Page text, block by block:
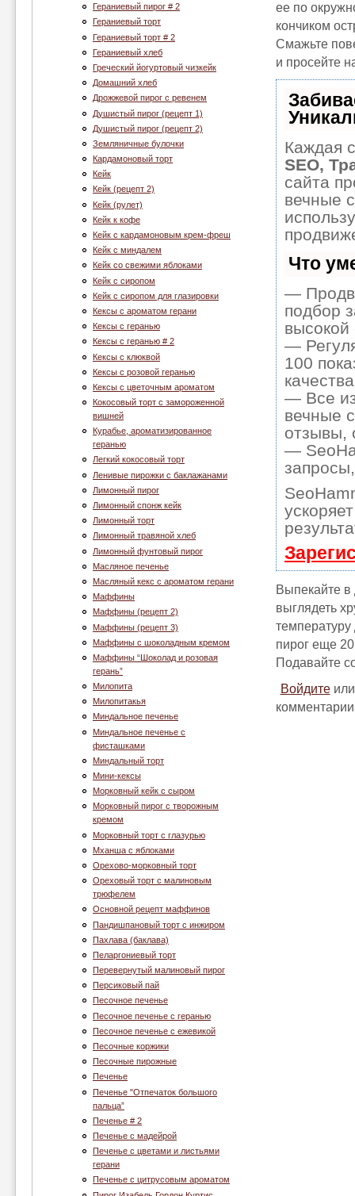
Гераниевый пирог # 2
Гераниевый торт
Гераниевый торт # 2
Гераниевый хлеб
Греческий йогуртовый чизкейк
Домашний хлеб
Дрожжевой пирог с ревенем
Душистый пирог (рецепт 1)
Душистый пирог (рецепт 2)
Земляничные булочки
Кардамоновый торт
Кейк
Кейк (рецепт 2)
Кейк (рулет)
Кейк к кофе
Кейк с кардамоновым крем-фреш
Кейк с миндалем
Кейк со свежими яблоками
Кейк с сиропом
Кейк с сиропом для глазировки
Кексы с ароматом герани
Кексы с геранью
Кексы с геранью # 2
Кексы с клюквой
Кексы с розовой геранью
Кексы с цветочным ароматом
Кокосовый торт с замороженной
вишней
Курабье, ароматизированное
геранью
Легкий кокосовый торт
Ленивые пирожки с баклажанами
Лимонный пирог
Лимонный спонж кейк
Лимонный торт
Лимонный травяной хлеб
Лимонный фунтовый пирог
Масляное печенье
Масляный кекс с ароматом герани
Маффины
Маффины (рецепт 2)
Маффины (рецепт 3)
Маффины с шоколадным кремом
Маффины “Шоколад и розовая
герань”
Милопита
Милопитакья
Миндальное печенье
Миндальное печенье с
фисташками
Миндальный торт
Мини-кексы
Морковный кейк с сыром
Морковный пирог с творожным
кремом
Морковный торт с глазурью
Мханша с яблоками
Орехово-морковный торт
Ореховый торт с малиновым
трюфелем
Основной рецепт маффинов
Пандишпановый торт с инжиром
Пахлава (баклава)
Пеларгониевый торт
Перевернутый малиновый пирог
Персиковый пай
Песочное печенье
Песочное печенье с геранью
Песочное печенье с ежевикой
Песочные коржики
Песочные пирожные
Печенье
Печенье "Отпечаток большого
пальца”
Печенье # 2
Печенье c мадейрой
Печенье с цветами и листьями
герани
Печенье с цитрусовым ароматом
ее по
кончиком
Смажьте
и просейте
Каждая
SEO,
сайта
вечные
Что
—
подбор
высокой
—
100
— Все
вечные
отзывы,
—
Выпекайте в
выглядеть
пирог еще
Подавайте
Войдите
комментарии